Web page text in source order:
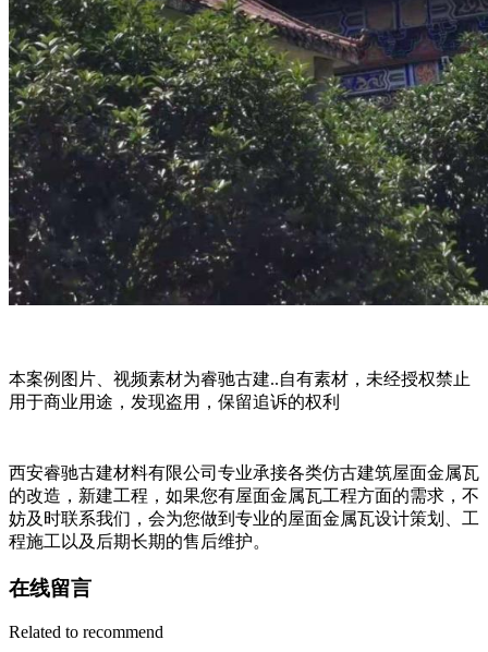
本案例图片、视频素材为睿驰古建..自有素材，未经授权禁止
用于商业用途，发现盗用，保留追诉的权利
西安睿驰古建材料有限公司专业承接各类仿古建筑屋面金属瓦
的改造，新建工程，如果您有屋面金属瓦工程方面的需求，不
妨及时联系我们，会为您做到专业的屋面金属瓦设计策划、工
程施工以及后期长期的售后维护。
在线留言
Related to recommend